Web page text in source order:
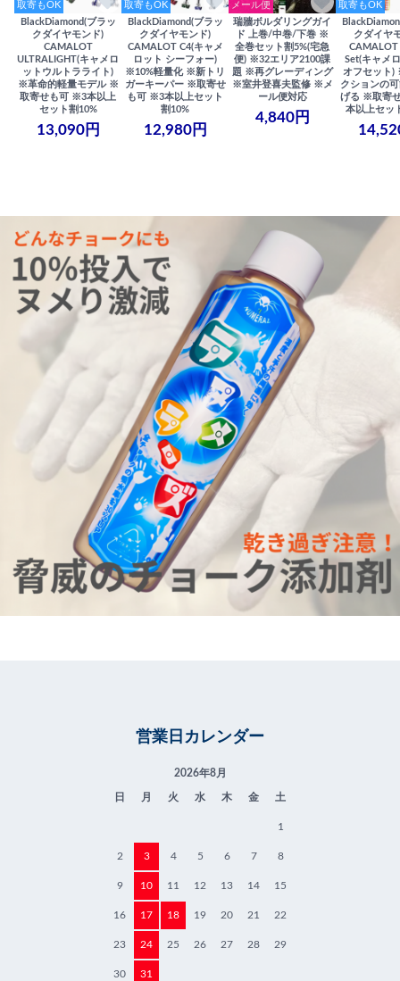
取寄もOK
BlackDiamond(ブラッ
クダイヤモンド)
CAMALOT
ULTRALIGHT(キャメロ
ットウルトラライト)
※革命的軽量モデル ※
取寄せも可 ※3本以上
セット割10%
13,090円
取寄もOK
BlackDiamond(ブラッ
クダイヤモンド)
CAMALOT C4(キャメ
ロット シーフォー)
※10%軽量化 ※新トリ
ガーキーパー ※取寄せ
も可 ※3本以上セット
割10%
12,980円
メール便
瑞牆ボルダリングガイ
ド 上巻/中巻/下巻 ※
全巻セット割5%(宅急
便) ※32エリア2100課
題 ※再グレーディング
※室井登喜夫監修 ※メ
ール便対応
4,840円
取寄もOK
クダイヤ
Set(キャメ
オフセット)
クションの
げる ※取寄
本以上セッ
営業日カレンダー
2026年8月
日 月 火 水 木 金 土
1
2 3 4 5 6 7 8
9 10 11 12 13 14 15
16 17 18 19 20 21 22
23 24 25 26 27 28 29
30 31